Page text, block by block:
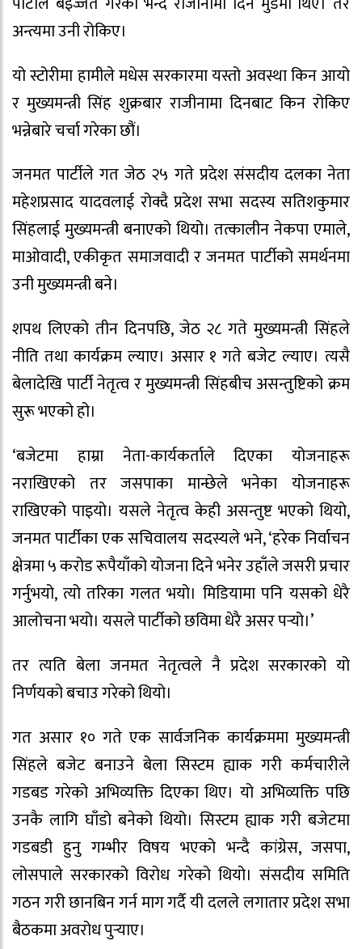
अन्त्यमा उनी रोकिए।
यो स्टोरीमा हामीले मधेस सरकारमा यस्तो अवस्था किन आयो
र मुख्यमन्त्री सिंह शुक्रबार राजीनामा दिनबाट किन रोकिए
भन्नेबारे चर्चा गरेका छौं।
जनमत पार्टीले गत जेठ २५ गते प्रदेश संसदीय दलका नेता
महेशप्रसाद यादवलाई रोक्दै प्रदेश सभा सदस्य सतिशकुमार
सिंहलाई मुख्यमन्त्री बनाएको थियो। तत्कालीन नेकपा एमाले,
माओवादी, एकीकृत समाजवादी र जनमत पार्टीको समर्थनमा
उनी मुख्यमन्त्री बने।
शपथ लिएको तीन दिनपछि, जेठ २८ गते मुख्यमन्त्री सिंहले
नीति तथा कार्यक्रम ल्याए। असार १ गते बजेट ल्याए। त्यसै
बेलादेखि पार्टी नेतृत्व र मुख्यमन्त्री सिंहबीच असन्तुष्टिको क्रम
सुरू भएको हो।
‘बजेटमा हाम्रा नेता-कार्यकर्ताले दिएका योजनाहरू
नराखिएको तर जसपाका मान्छेले भनेका योजनाहरू
राखिएको पाइयो। यसले नेतृत्व केही असन्तुष्ट भएको थियो,
जनमत पार्टीका एक सचिवालय सदस्यले भने, ‘हरेक निर्वाचन
क्षेत्रमा ५ करोड रूपैयाँको योजना दिने भनेर उहाँले जसरी प्रचार
गर्नुभयो, त्यो तरिका गलत भयो। मिडियामा पनि यसको धेरै
आलोचना भयो। यसले पार्टीको छविमा धेरै असर पर्‍यो।’
तर त्यति बेला जनमत नेतृत्वले नै प्रदेश सरकारको यो
निर्णयको बचाउ गरेको थियो।
गत असार १० गते एक सार्वजनिक कार्यक्रममा मुख्यमन्त्री
सिंहले बजेट बनाउने बेला सिस्टम ह्याक गरी कर्मचारीले
गडबड गरेको अभिव्यक्ति दिएका थिए। यो अभिव्यक्ति पछि
उनकै लागि घाँडो बनेको थियो। सिस्टम ह्याक गरी बजेटमा
गडबडी हुनु गम्भीर विषय भएको भन्दै कांग्रेस, जसपा,
लोसपाले सरकारको विरोध गरेको थियो। संसदीय समिति
गठन गरी छानबिन गर्न माग गर्दै यी दलले लगातार प्रदेश सभा
बैठकमा अवरोध पुर्‍याए।